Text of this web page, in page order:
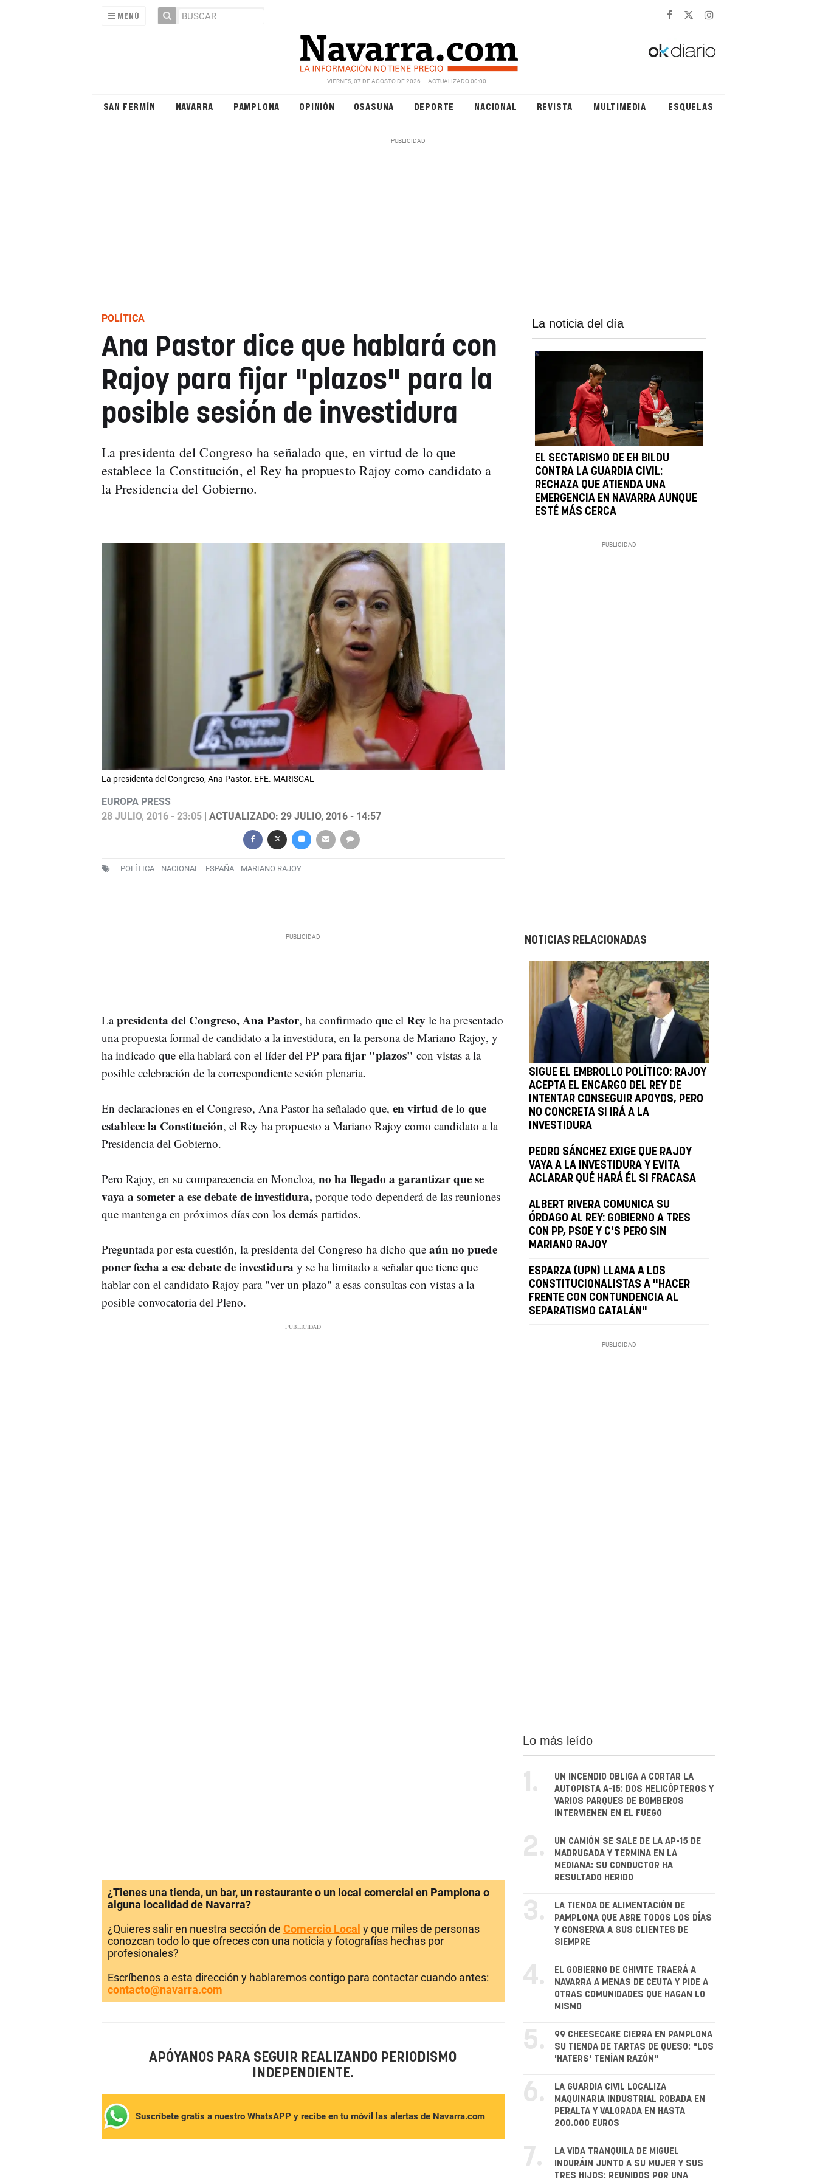
MENÚ
VIERNES, 07 DE AGOSTO DE 2026 ACTUALIZADO 00:00
SAN FERMÍN NAVARRA PAMPLONA OPINIÓN OSASUNA DEPORTE NACIONAL REVISTA MULTIMEDIA ESQUELAS
POLÍTICA
Ana Pastor dice que hablará con
Rajoy para fijar "plazos" para la
posible sesión de investidura
La presidenta del Congreso ha señalado que, en virtud de lo que
establece la Constitución, el Rey ha propuesto Rajoy como candidato a
la Presidencia del Gobierno.
La presidenta del Congreso, Ana Pastor. EFE. MARISCAL
EUROPA PRESS
28 JULIO, 2016 - 23:05| ACTUALIZADO: 29 JULIO, 2016 - 14:57
POLÍTICA NACIONAL ESPAÑA MARIANO RAJOY
La noticia del día
EL SECTARISMO DE EH BILDU
CONTRA LA GUARDIA CIVIL:
RECHAZA QUE ATIENDA UNA
EMERGENCIA EN NAVARRA AUNQUE
ESTÉ MÁS CERCA
Lapresidenta del Congreso, Ana Pastor, ha confirmado que el Rey le ha presentado
una propuesta formal de candidato a la investidura, en la persona de Mariano Rajoy, y
ha indicado que ella hablará con el líder del PP parafijar "plazos" con vistas a la
posible celebración de la correspondiente sesión plenaria.
En declaraciones en el Congreso, Ana Pastor ha señalado que, en virtud de lo que
establece la Constitución, el Rey ha propuesto a Mariano Rajoy como candidato a la
Presidencia del Gobierno.
Pero Rajoy, en su comparecencia en Moncloa, no ha llegado a garantizar que se
vaya a someter a ese debate de investidura,porque todo dependerá de las reuniones
que mantenga en próximos días con los demás partidos.
Preguntada por esta cuestión, la presidenta del Congreso ha dicho que aún no puede
poner fecha a ese debate de investidura y se ha limitado a señalar que tiene que
hablar con el candidato Rajoy para "ver un plazo" a esas consultas con vistas a la
posible convocatoria del Pleno.
NOTICIAS RELACIONADAS
SIGUE EL EMBROLLO POLÍTICO: RAJOY
ACEPTA EL ENCARGO DEL REY DE
INTENTAR CONSEGUIR APOYOS, PERO
NO CONCRETA SI IRÁ A LA
INVESTIDURA
PEDRO SÁNCHEZ EXIGE QUE RAJOY
VAYA A LA INVESTIDURA Y EVITA
ACLARAR QUÉ HARÁ ÉL SI FRACASA
ALBERT RIVERA COMUNICA SU
ÓRDAGO AL REY: GOBIERNO A TRES
CON PP, PSOE Y C'S PERO SIN
MARIANO RAJOY
ESPARZA (UPN) LLAMA A LOS
CONSTITUCIONALISTAS A "HACER
FRENTE CON CONTUNDENCIA AL
SEPARATISMO CATALÁN"
¿Tienes una tienda, un bar, un restaurante o un local comercial en Pamplona o
alguna localidad de Navarra?
¿Quieres salir en nuestra sección de Comercio Local y que miles de personas
conozcan todo lo que ofreces con una noticia y fotografías hechas por
profesionales?
Escríbenos a esta dirección y hablaremos contigo para contactar cuando antes:
contacto@navarra.com
APÓYANOS PARA SEGUIR REALIZANDO PERIODISMO
INDEPENDIENTE.
Suscríbete gratis a nuestro WhatsAPP y recibe en tu móvil las alertas de Navarra.com
Lo más leído
1.
UN INCENDIO OBLIGA A CORTAR LA
AUTOPISTA A-15: DOS HELICÓPTEROS Y
VARIOS PARQUES DE BOMBEROS
INTERVIENEN EN EL FUEGO
2.
UN CAMIÓN SE SALE DE LA AP-15 DE
MADRUGADA Y TERMINA EN LA
MEDIANA: SU CONDUCTOR HA
RESULTADO HERIDO
3.
LA TIENDA DE ALIMENTACIÓN DE
PAMPLONA QUE ABRE TODOS LOS DÍAS
Y CONSERVA A SUS CLIENTES DE
SIEMPRE
4.
EL GOBIERNO DE CHIVITE TRAERÁ A
NAVARRA A MENAS DE CEUTA Y PIDE A
OTRAS COMUNIDADES QUE HAGAN LO
MISMO
5.
99 CHEESECAKE CIERRA EN PAMPLONA
SU TIENDA DE TARTAS DE QUESO: "LOS
'HATERS' TENÍAN RAZÓN"
6.
LA GUARDIA CIVIL LOCALIZA
MAQUINARIA INDUSTRIAL ROBADA EN
PERALTA Y VALORADA EN HASTA
200.000 EUROS
7.
LA VIDA TRANQUILA DE MIGUEL
INDURÁIN JUNTO A SU MUJER Y SUS
TRES HIJOS: REUNIDOS POR UNA